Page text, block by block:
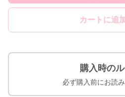
カートに追
購入時の
必ず購入前にお読み